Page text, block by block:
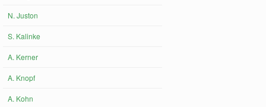
N. Juston
S. Kalinke
A. Kerner
A. Knopf
A. Kohn